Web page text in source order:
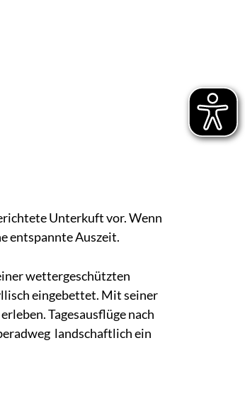
Unterkuft vor. Wenn
entspannte Auszeit.
wettergeschützten
eingebettet. Mit seiner
Tagesausflüge nach
landschaftlich ein